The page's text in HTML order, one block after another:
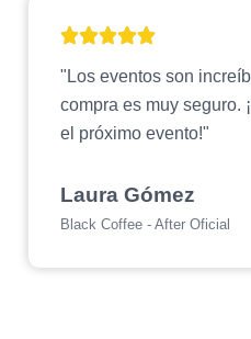
"Los eventos son
compra es muy seguro.
el próximo evento!"
Laura Gómez
Black Coffee - After Oficial